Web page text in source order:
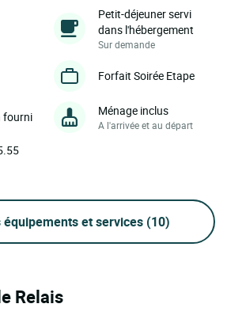
Petit-déjeuner servi
dans l'hébergement
Sur demande
Forfait Soirée Etape
fourni Ménage inclus
A l'arrivée et au départ
équipements et services (10)
Relais